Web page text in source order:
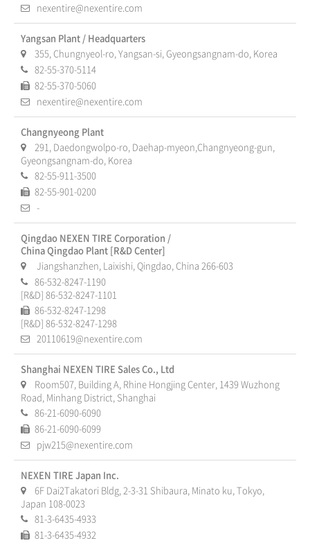
nexentire@nexentire.com
Yangsan Plant / Headquarters
355, Chungnyeol-ro, Yangsan-si, Gyeongsangnam-do, Korea
82-55-370-5114
82-55-370-5060
nexentire@nexentire.com
Changnyeong Plant
291, Daedongwolpo-ro, Daehap-myeon,Changnyeong-gun,
Gyeongsangnam-do, Korea
82-55-911-3500
82-55-901-0200
-
Qingdao NEXEN TIRE Corporation /
China Qingdao Plant [R&D Center]
Jiangshanzhen, Laixishi, Qingdao, China 266-603
86-532-8247-1190
[R&D] 86-532-8247-1101
86-532-8247-1298
[R&D] 86-532-8247-1298
20110619@nexentire.com
Shanghai NEXEN TIRE Sales Co., Ltd
Room507, Building A, Rhine Hongjing Center, 1439 Wuzhong
Road, Minhang District, Shanghai
86-21-6090-6090
86-21-6090-6099
pjw215@nexentire.com
NEXEN TIRE Japan Inc.
6F Dai2Takatori Bldg, 2-3-31 Shibaura, Minato ku, Tokyo,
Japan 108-0023
81-3-6435-4933
81-3-6435-4932